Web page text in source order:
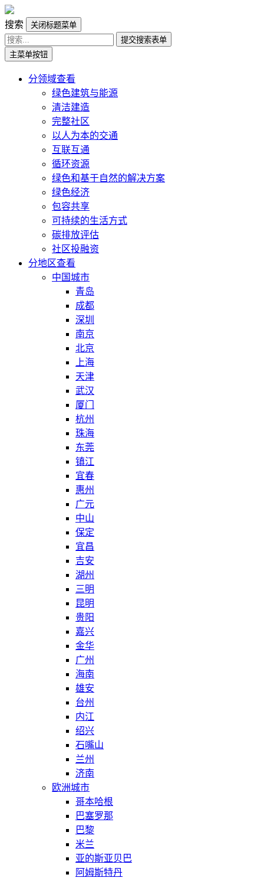
搜索
关闭标题菜单
提交搜索表单
主菜单按钮
分领域查看
绿色建筑与能源
清洁建造
完整社区
以人为本的交通
互联互通
循环资源
绿色和基于自然的解决方案
绿色经济
包容共享
可持续的生活方式
碳排放评估
社区投融资
分地区查看
中国城市
青岛
成都
深圳
南京
北京
上海
天津
武汉
厦门
杭州
珠海
东莞
镇江
宜春
惠州
广元
中山
保定
宜昌
吉安
湖州
三明
昆明
贵阳
嘉兴
金华
广州
海南
雄安
台州
内江
绍兴
石嘴山
兰州
济南
欧洲城市
哥本哈根
巴塞罗那
巴黎
米兰
亚的斯亚贝巴
阿姆斯特丹